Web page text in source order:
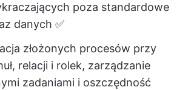
poza standardowe
danych ✅
złożonych procesów przy
relacji i rolek, zarządzanie
zadaniami i oszczędność